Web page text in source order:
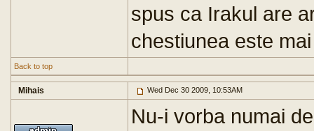
spus ca Irakul are
chestiunea este
Back to top
Mihais Wed Dec 30 2009, 10:53AM
Nu-i vorba numai